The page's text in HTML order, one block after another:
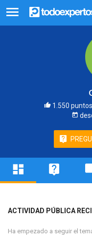
1.550 puntos
ACTIVIDAD PÚBLICA
Ha empezado a seguir el